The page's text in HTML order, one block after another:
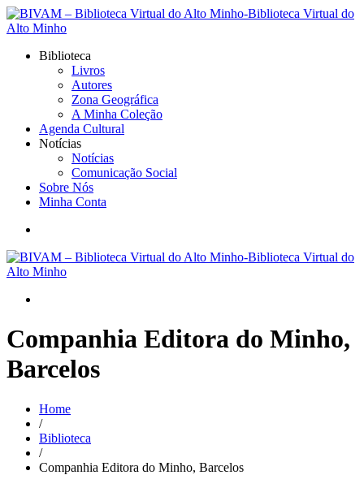
Biblioteca
Livros
Autores
Zona Geográfica
A Minha Coleção
Agenda Cultural
Notícias
Notícias
Comunicação Social
Sobre Nós
Minha Conta
Companhia Editora do Minho,
Barcelos
Home
/
Biblioteca
/
Companhia Editora do Minho, Barcelos